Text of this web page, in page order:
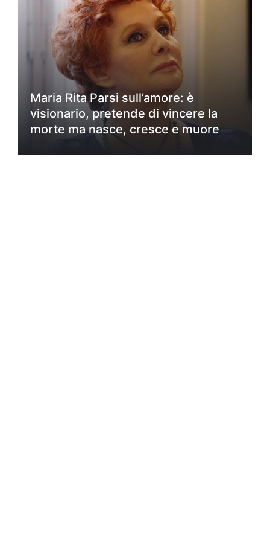
Maria Rita Parsi sull’amore: è
visionario, pretende di vincere la
morte ma nasce, cresce e muore